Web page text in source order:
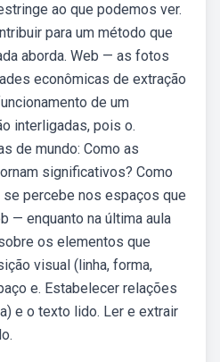
ao que podemos ver.
para um método que
aborda. Web — as fotos
econômicas de extração
de um
interligadas, pois o.
de mundo: Como as
significativos? Como
percebe nos espaços que
— enquanto na última aula
os elementos que
visual (linha, forma,
e. Estabelecer relações
e o texto lido. Ler e extrair